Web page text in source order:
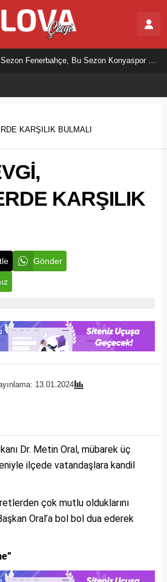
Fenerbahçe, Bu Sezon Konyaspor Mu?
KARŞILIK BULMALI
KARŞILIK
Gönder
13.01.2024
Dr. Metin Oral, mübarek üç
ilçede vatandaşlara kandil
çok mutlu olduklarını
Oral’a bol bol dua ederek